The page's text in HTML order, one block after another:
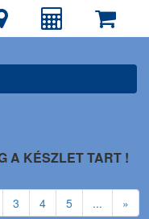
A KÉSZLET TART !
3 4 5 ... »